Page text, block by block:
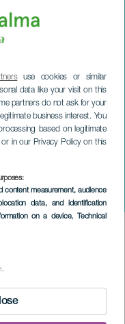
use cookies or similar
data like your visit on this
partners do not ask for your
business interest. You
based on legitimate
in our Privacy Policy on this
content measurement, audience
data, and identification
on a device, Technical